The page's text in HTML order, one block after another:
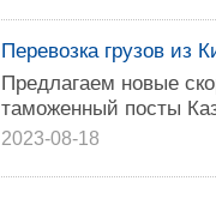
Перевозка грузов из
Предлагаем новые
таможенный посты
2023-08-18